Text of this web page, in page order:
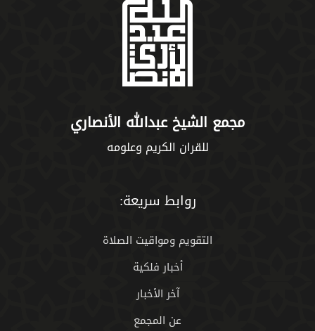
مجمع الشيخ عبدالله الأنصاري
للقران الكريم وعلومه
روابط سريعة:
التقويم ومواقيت الصلاة
أخبار فلكية
آخر الأخبار
عن المجمع